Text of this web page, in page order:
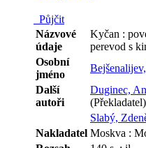
Půjčit
Názvové
údaje
Kyčan :
perevod s
Osobní
jméno
Další
autoři
Duginec,
(Překladatel)
Slabý,
Nakladatel Moskva :